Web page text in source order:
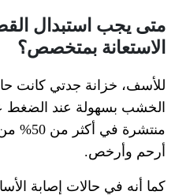
متى يجب استبدال
الاستعانة بمتخصص؟
للأسف، خزانة جدتي كانت
الخشب بسهولة عند الضغط
منتشرة
أرحم وأرخص.
كما أنه في حالات إصابة